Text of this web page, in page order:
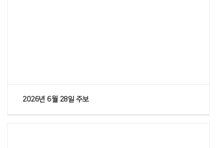
2026년 6월 28일 주보